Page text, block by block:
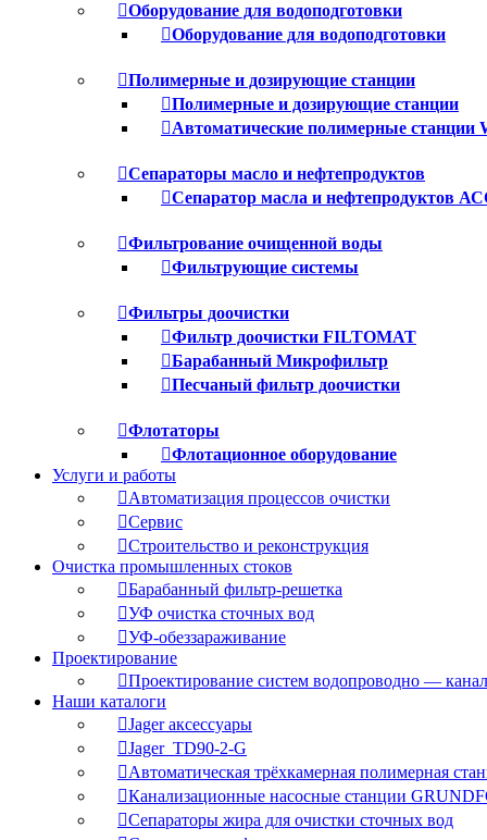
Оборудование для водоподготовки
Оборудование для водоподготовки
Полимерные и дозирующие станции
Полимерные и дозирующие станции
Автоматические полимерные станции
Сепараторы масло и нефтепродуктов
Сепаратор масла и нефтепродуктов
Фильтрование очищенной воды
Фильтрующие системы
Фильтры доочистки
Фильтр доочистки FILTOМАТ
Барабанный Микрофильтр
Песчаный фильтр доочистки
Флотаторы
Флотационное оборудование
Услуги и работы
Автоматизация процессов очистки
Сервис
Строительство и реконструкция
Очистка промышленных стоков
Барабанный фильтр-решетка
УФ очистка сточных вод
УФ-обеззараживание
Проектирование
Проектирование систем водопроводно —
Наши каталоги
Jager аксессуары
Jager_TD90-2-G
Автоматическая трёхкамерная полимерная
Канализационные насосные станции
Сепараторы жира для очистки сточных вод